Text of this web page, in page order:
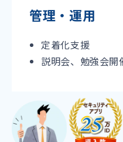
管理・運用
定着化支援
説明会、勉強会開